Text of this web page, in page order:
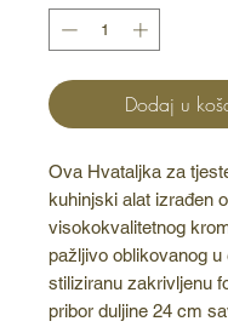
Dodaj u
Ova Hvataljka za
kuhinjski alat izrađen
visokokvalitetnog
pažljivo oblikovanog u
stiliziranu zakrivljenu
pribor duljine 24 cm